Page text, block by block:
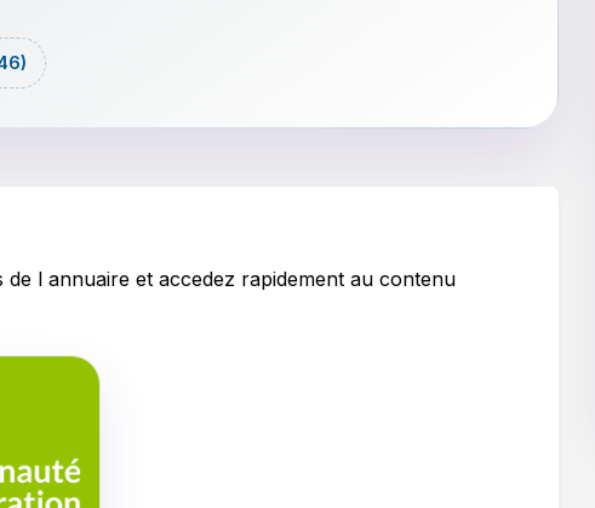
l annuaire et accedez rapidement au contenu